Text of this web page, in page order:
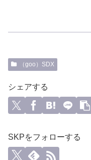
（goo）SDX
シェアする
SKPをフォローする